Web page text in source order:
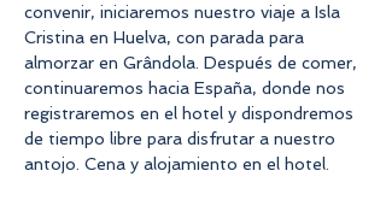
convenir, iniciaremos nuestro viaje a Isla
Cristina en Huelva, con parada para
almorzar en Grândola. Después de comer,
continuaremos hacia España, donde nos
registraremos en el hotel y dispondremos
de tiempo libre para disfrutar a nuestro
antojo. Cena y alojamiento en el hotel.